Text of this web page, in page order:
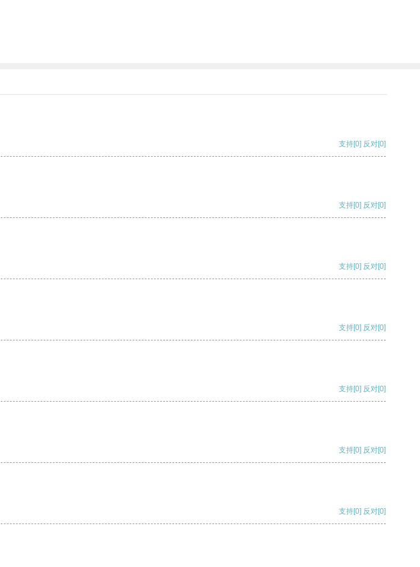
支持[0] 反对[0]
支持[0] 反对[0]
支持[0] 反对[0]
支持[0] 反对[0]
支持[0] 反对[0]
支持[0] 反对[0]
支持[0] 反对[0]